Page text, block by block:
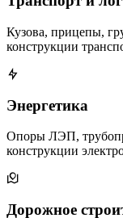
Кузова, прицепы,
конструкции
Энергетика
Опоры ЛЭП,
конструкции
Дорожное